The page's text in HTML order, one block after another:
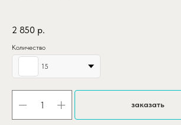
2 850 р.
Количество
15
заказать